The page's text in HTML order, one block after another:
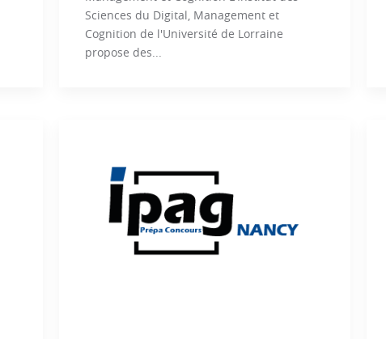
Sciences du Digital, Management et
Cognition de l'Université de Lorraine
propose des...